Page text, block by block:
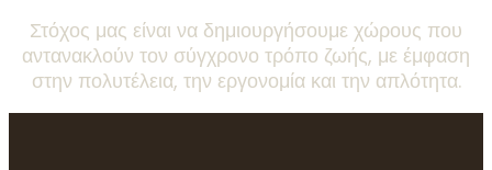
Στόχος μας είναι να δημιουργήσουμε χώρους που
αντανακλούν τον σύγχρονο τρόπο ζωής, με έμφαση
στην πολυτέλεια, την εργονομία και την απλότητα.